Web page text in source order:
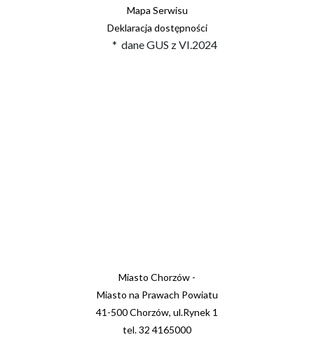
Mapa Serwisu
Deklaracja dostępności
* dane GUS z VI.2024
Miasto Chorzów -
Miasto na Prawach Powiatu
41-500 Chorzów, ul.Rynek 1
tel. 32 4165000